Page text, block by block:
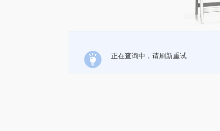
正在查询中，请刷新重试